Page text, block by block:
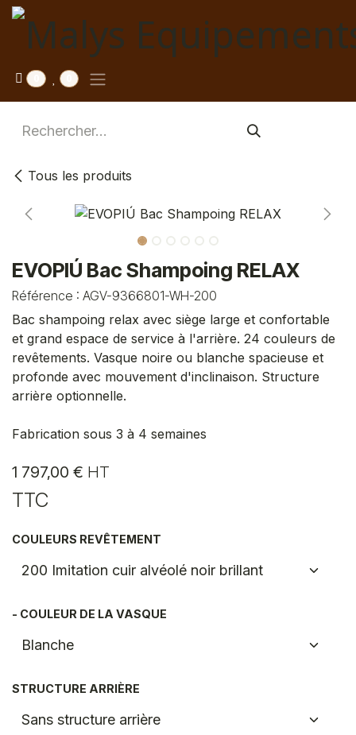
Se rendre au contenu
Tous les produits
EVOPIÚ Bac Shampoing RELAX
Référence : AGV-9366801-WH-200
Bac shampoing relax avec siège large et confortable
et grand espace de service à l'arrière. 24 couleurs de
revêtements. Vasque noire ou blanche spacieuse et
profonde avec mouvement d'inclinaison. Structure
arrière optionnelle.
Fabrication sous 3 à 4 semaines
1 797,00 € HT
TTC
COULEURS REVÊTEMENT
- COULEUR DE LA VASQUE
STRUCTURE ARRIÈRE